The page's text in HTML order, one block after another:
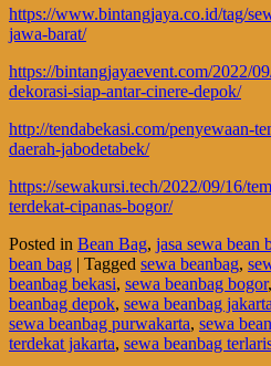
https://www.bintangjaya.co.id/tag/
jawa-barat/
https://bintangjayaevent.com/2022/
dekorasi-siap-antar-cinere-depok/
http://tendabekasi.com/penyewaan-
daerah-jabodetabek/
https://sewakursi.tech/2022/09/16/
terdekat-cipanas-bogor/
Posted in Bean Bag, jasa sewa bean
bean bag | Tagged sewa beanbag,
beanbag bekasi, sewa beanbag bogor,
beanbag depok, sewa beanbag jakarta
sewa beanbag purwakarta, sewa
terdekat jakarta, sewa beanbag